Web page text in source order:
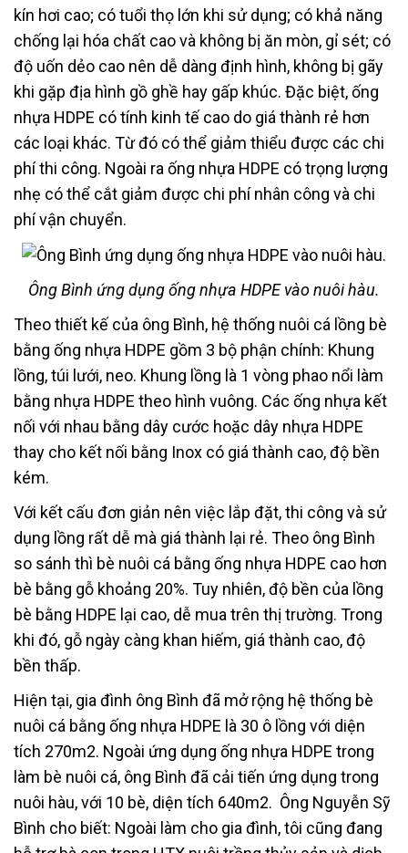
kín hơi cao; có tuổi thọ lớn khi sử dụng; có khả năng
chống lại hóa chất cao và không bị ăn mòn, gỉ sét; có
độ uốn dẻo cao nên dễ dàng định hình, không bị gãy
khi gặp địa hình gồ ghề hay gấp khúc. Đặc biệt, ống
nhựa HDPE có tính kinh tế cao do giá thành rẻ hơn
các loại khác. Từ đó có thể giảm thiểu được các chi
phí thi công. Ngoài ra ống nhựa HDPE có trọng lượng
nhẹ có thể cắt giảm được chi phí nhân công và chi
phí vận chuyển.
Ông Bình ứng dụng ống nhựa HDPE vào nuôi hàu.
Theo thiết kế của ông Bình, hệ thống nuôi cá lồng bè
bằng ống nhựa HDPE gồm 3 bộ phận chính: Khung
lồng, túi lưới, neo. Khung lồng là 1 vòng phao nổi làm
bằng nhựa HDPE theo hình vuông. Các ống nhựa kết
nối với nhau bằng dây cước hoặc dây nhựa HDPE
thay cho kết nối bằng Inox có giá thành cao, độ bền
kém.
Với kết cấu đơn giản nên việc lắp đặt, thi công và sử
dụng lồng rất dễ mà giá thành lại rẻ. Theo ông Bình
so sánh thì bè nuôi cá bằng ống nhựa HDPE cao hơn
bè bằng gỗ khoảng 20%. Tuy nhiên, độ bền của lồng
bè bằng HDPE lại cao, dễ mua trên thị trường. Trong
khi đó, gỗ ngày càng khan hiếm, giá thành cao, độ
bền thấp.
Hiện tại, gia đình ông Bình đã mở rộng hệ thống bè
nuôi cá bằng ống nhựa HDPE là 30 ô lồng với diện
tích 270m2. Ngoài ứng dụng ống nhựa HDPE trong
làm bè nuôi cá, ông Bình đã cải tiến ứng dụng trong
nuôi hàu, với 10 bè, diện tích 640m2. Ông Nguyễn Sỹ
Bình cho biết: Ngoài làm cho gia đình, tôi cũng đang